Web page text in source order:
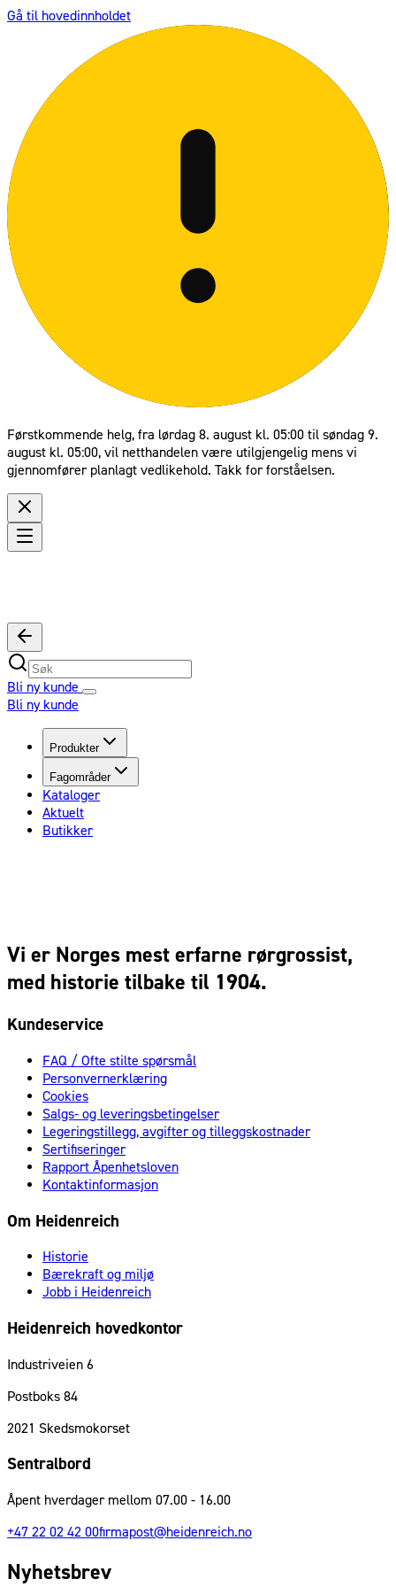
Gå til hovedinnholdet
Førstkommende helg, fra lørdag 8. august kl. 05:00 til søndag 9.
august kl. 05:00, vil netthandelen være utilgjengelig mens vi
gjennomfører planlagt vedlikehold. Takk for forståelsen.
Bli ny kunde
Bli ny kunde
Produkter
Fagområder
Kataloger
Aktuelt
Butikker
Vi er Norges mest erfarne rørgrossist,
med historie tilbake til 1904.
Kundeservice
FAQ / Ofte stilte spørsmål
Personvernerklæring
Cookies
Salgs- og leveringsbetingelser
Legeringstillegg, avgifter og tilleggskostnader
Sertifiseringer
Rapport Åpenhetsloven
Kontaktinformasjon
Om Heidenreich
Historie
Bærekraft og miljø
Jobb i Heidenreich
Heidenreich hovedkontor
Industriveien 6
Postboks 84
2021 Skedsmokorset
Sentralbord
Åpent hverdager mellom 07.00 - 16.00
+47 22 02 42 00firmapost@heidenreich.no
Nyhetsbrev